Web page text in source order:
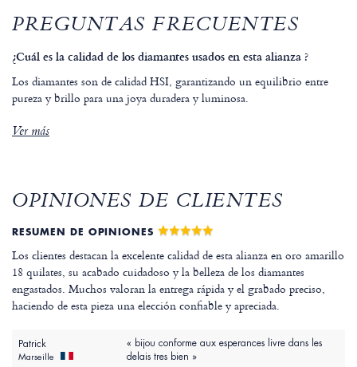
PREGUNTAS FRECUENTES
¿Cuál es la calidad de los diamantes usados en esta alianza ?
Los diamantes son de calidad HSI, garantizando un equilibrio entre
pureza y brillo para una joya duradera y luminosa.
Ver más
OPINIONES DE CLIENTES
RESUMEN DE OPINIONES
Los clientes destacan la excelente calidad de esta alianza en oro amarillo
18 quilates, su acabado cuidadoso y la belleza de los diamantes
engastados. Muchos valoran la entrega rápida y el grabado preciso,
haciendo de esta pieza una elección confiable y apreciada.
Patrick
Marseille
« bijou conforme aux esperances livre dans les
delais tres bien »